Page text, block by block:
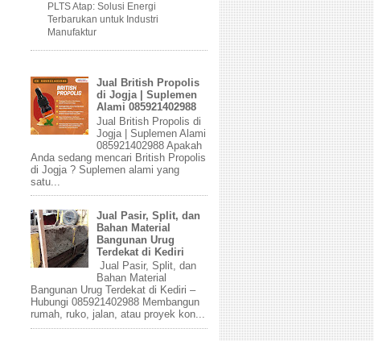
PLTS Atap: Solusi Energi
Terbarukan untuk Industri
Manufaktur
Jual British Propolis
di Jogja | Suplemen
Alami 085921402988
Jual British Propolis di
Jogja | Suplemen Alami
085921402988 Apakah
Anda sedang mencari British Propolis
di Jogja ? Suplemen alami yang
satu...
Jual Pasir, Split, dan
Bahan Material
Bangunan Urug
Terdekat di Kediri
Jual Pasir, Split, dan
Bahan Material
Bangunan Urug Terdekat di Kediri –
Hubungi 085921402988 Membangun
rumah, ruko, jalan, atau proyek kon...